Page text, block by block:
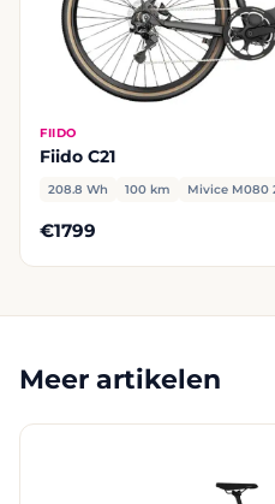
FIIDO
Fiido C21
208.8 Wh 100 km Mivice M080
€1799
Meer artikelen